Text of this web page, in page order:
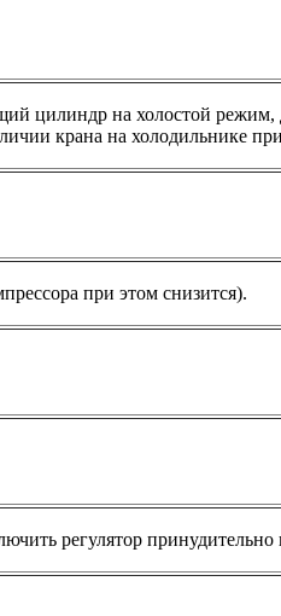
цилиндр на холостой
крана на холодильнике
при этом снизится).
регулятор принудительно